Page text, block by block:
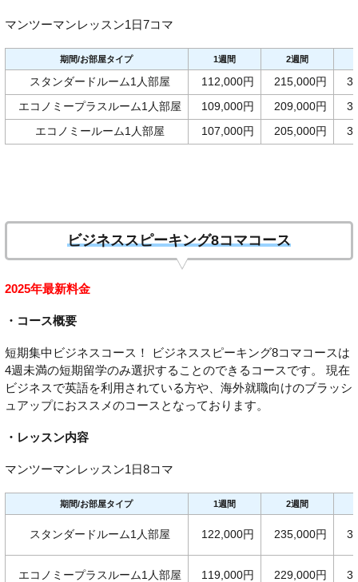
マンツーマンレッスン1日7コマ
期間/お部屋タイプ 1週間 2週間
スタンダードルーム1人部屋 112,000円 215,000円
エコノミープラスルーム1人部屋 109,000円 209,000円
エコノミールーム1人部屋 107,000円 205,000円
ビジネススピーキング8コマコース
2025年最新料金
・コース概要
短期集中ビジネスコース！ ビジネススピーキング8コマコースは
4週未満の短期留学のみ選択することのできるコースです。 現在
ビジネスで英語を利用されている方や、海外就職向けのブラッシ
ュアップにおススメのコースとなっております。
・レッスン内容
マンツーマンレッスン1日8コマ
期間/お部屋タイプ 1週間 2週間
スタンダードルーム1人部屋 122,000円 235,000円
エコノミープラスルーム1人部屋 119,000円 229,000円